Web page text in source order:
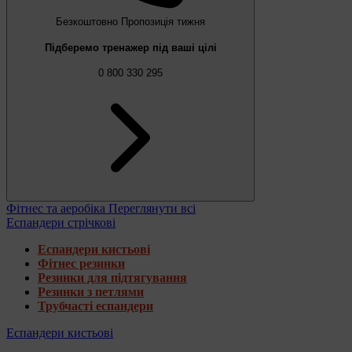
Безкоштовно Пропозиція тижня
Підберемо тренажер під ваші цілі
0 800 330 295
Фітнес та аеробіка Переглянути всі
Еспандери стрічкові
Еспандери кистьові
Фітнес резинки
Резинки для підтягування
Резинки з петлями
Трубчасті еспандери
Еспандери кистьові